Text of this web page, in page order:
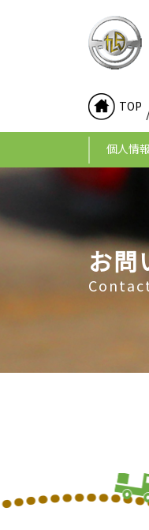
TOP
個人情
お問